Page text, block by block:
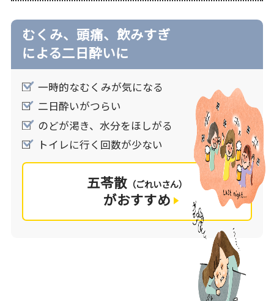
むくみ、頭痛、飲みすぎ
による二日酔いに
一時的なむくみが気になる
二日酔いがつらい
のどが渇き、水分をほしがる
トイレに行く回数が少ない
五苓散 （ごれいさん）
がおすすめ